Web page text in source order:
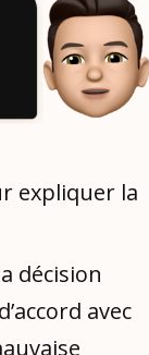
expliquer la
décision
avec